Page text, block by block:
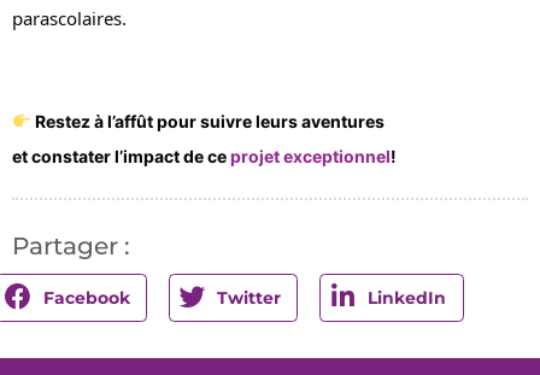
parascolaires.
Restez à l’affût pour suivre leurs aventures
et constater l’impact de ceprojet exceptionnel!
Partager :
Facebook Twitter LinkedIn